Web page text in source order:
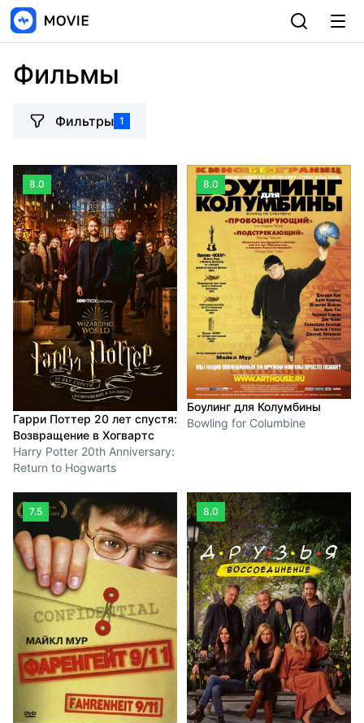
Фильмы
Фильтры 1
8.0
Гарри Поттер 20 лет спустя:
Возвращение в Хогвартс
Harry Potter 20th Anniversary:
Return to Hogwarts
8.0
Боулинг для Колумбины
Bowling for Columbine
7.5 8.0